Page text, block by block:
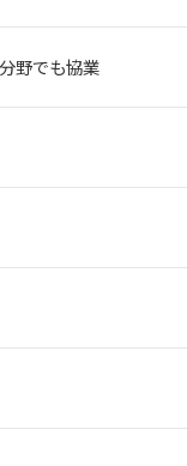
野でも協業